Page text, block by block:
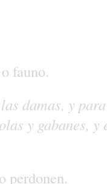
o fauno.
las damas, y
y gabanes, y
perdonen.